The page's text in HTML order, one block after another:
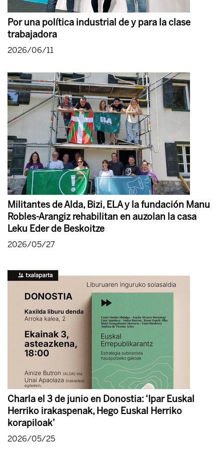
Por una política industrial de y para la clase
trabajadora
2026/06/11
Militantes de Alda, Bizi, ELA y la fundación Manu
Robles-Arangiz rehabilitan en auzolan la casa
Leku Eder de Beskoitze
2026/05/27
Charla el 3 de junio en Donostia: ‘Ipar Euskal
Herriko irakaspenak, Hego Euskal Herriko
korapiloak’
2026/05/25